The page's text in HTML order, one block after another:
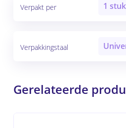
Verpakt per 1
Verpakkingstaal
Gerelateerde